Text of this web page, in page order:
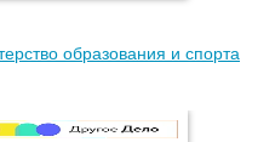
образования и спорта